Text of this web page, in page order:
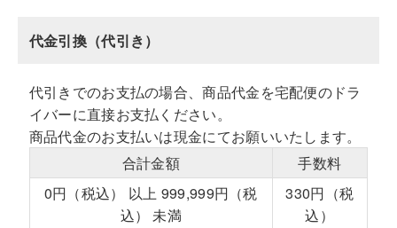
代金引換（代引き）
代引きでのお支払の場合、商品代金を宅配便のドラ
イバーに直接お支払ください。
商品代金のお支払いは現金にてお願いいたします。
合計金額
手数料
0円（税込） 以上 999,999円（税
込） 未満
330円（税
込）